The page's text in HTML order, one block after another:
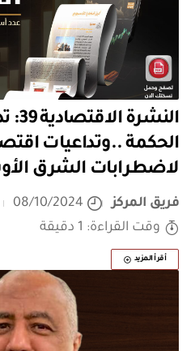
الحكمة ..وتداعيات
لاضطرابات الشرق
فريق المركز
08/10/2024
وقت القراءة: 1 دقيقة
أقرأ المزيد